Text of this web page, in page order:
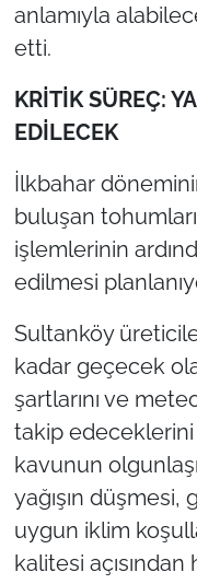
anlamıyla
etti.
KRİTİK SÜREÇ:
EDİLECEK
İlkbahar
buluşan
işlemlerinin
edilmesi
Sultanköy
kadar geçecek
şartlarını ve
takip edeceklerini
kavunun
yağışın
uygun iklim
kalitesi açısından